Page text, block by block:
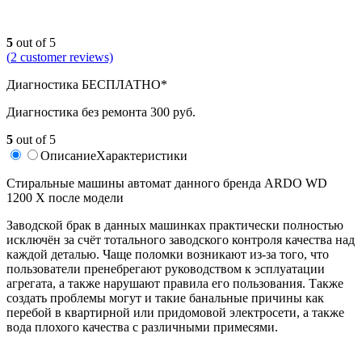
5 out of 5
(2 customer reviews)
Диагностика БЕСПЛАТНО*
Диагностика без ремонта 300 руб.
5 out of 5
ОписаниеХарактеристики
Стиральные машины автомат данного бренда ARDO WD
1200 X после модели
Заводской брак в данных машинках практически полностью
исключён за счёт тотального заводского контроля качества над
каждой деталью. Чаще поломки возникают из-за того, что
пользователи пренебрегают руководством к эсплуатации
агрегата, а также нарушают правила его пользования. Также
создать проблемы могут и такие банальные причины как
перебой в квартирной или придомовой электросети, а также
вода плохого качества с различными примесями.